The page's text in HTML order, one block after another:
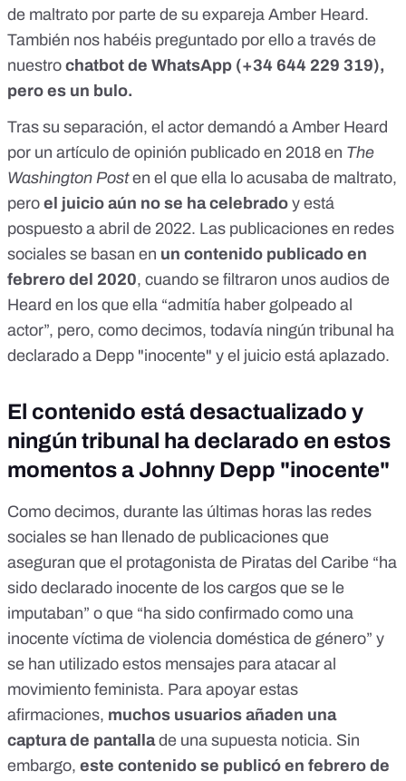
de maltrato por parte de su expareja Amber Heard.
También nos habéis preguntado por ello a través de
nuestro chatbot de WhatsApp (+34 644 229 319),
pero es un bulo.
Tras su separación, el actor demandó a Amber Heard
por un artículo de opinión publicado en 2018 en The
Washington Posten el que ella lo acusaba de maltrato,
pero el juicio aún no se ha celebrado y está
pospuesto a abril de 2022. Las publicaciones en redes
sociales se basan en un contenido publicado en
febrero del 2020, cuando se filtraron unos audios de
Heard en los que ella “admitía haber golpeado al
actor”, pero, como decimos, todavía ningún tribunal ha
declarado a Depp "inocente" y el juicio está aplazado.
El contenido está desactualizado y
ningún tribunal ha declarado en estos
momentos a Johnny Depp "inocente"
Como decimos, durante las últimas horas las redes
sociales se han llenado de publicaciones que
aseguran que el protagonista de Piratas del Caribe “ha
sido declarado inocente de los cargos que se le
imputaban” o que “ha sido confirmado como una
inocente víctima de violencia doméstica de género” y
se han utilizado estos mensajes para atacar al
movimiento feminista. Para apoyar estas
afirmaciones, muchos usuarios añaden una
captura de pantallade una supuesta noticia. Sin
embargo, este contenido se publicó en febrero de